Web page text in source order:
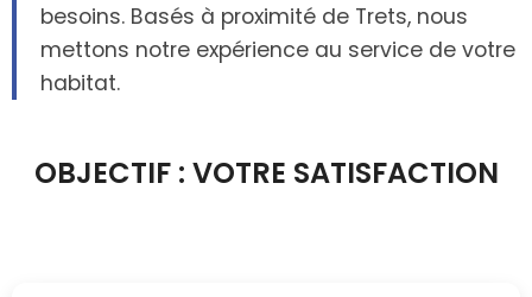
besoins. Basés à proximité de Trets, nous
mettons notre expérience au service de votre
habitat.
OBJECTIF : VOTRE SATISFACTION